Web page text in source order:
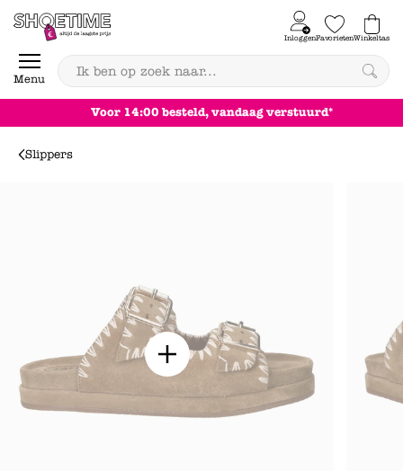
Skip to content
Menu
InloggenFavorietenWinkeltas
0
Achteraf betalen
Slippers